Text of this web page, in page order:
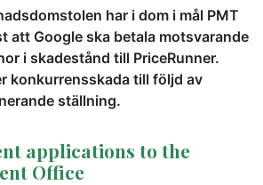
har i dom i mål PMT
att Google ska betala motsvarande
i skadestånd till PriceRunner.
konkurrensskada till följd av
ställning.
applications to the
Office